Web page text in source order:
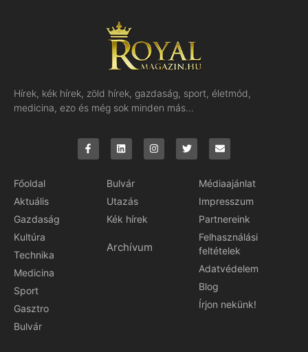
Hírek, kék hírek, zöld hírek, gazdaság, sport, életmód,
medicina, ezo és még sok minden más…
Főoldal
Aktuális
Gazdaság
Kultúra
Technika
Medicina
Sport
Gasztro
Bulvár
Bulvár
Utazás
Kék hírek
Archívum
Médiaajánlat
Impresszum
Partnereink
Felhasználási
feltételek
Adatvédelem
Blog
Írjon nekünk!